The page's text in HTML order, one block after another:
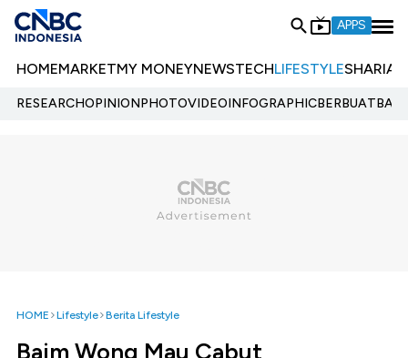
APPS
HOMEMARKETMY MONEYNEWSTECHLIFESTYLESHARIA
RESEARCHOPINIONPHOTOVIDEOINFOGRAPHIC
HOME Lifestyle Berita Lifestyle
Baim Wong Mau Cabut